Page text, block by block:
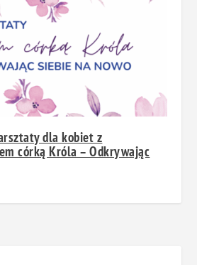
dla kobiet z
córką Króla – Odkrywając